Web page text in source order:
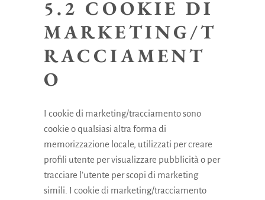
5.2 COOKIE DI
MARKETING/T
RACCIAMENT
O
I cookie di marketing/tracciamento sono
cookie o qualsiasi altra forma di
memorizzazione locale, utilizzati per creare
profili utente per visualizzare pubblicità o per
tracciare l’utente per scopi di marketing
simili. I cookie di marketing/tracciamento